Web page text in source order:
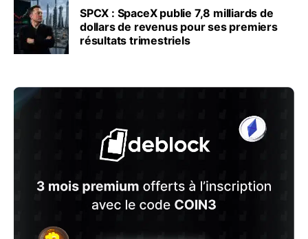
SPCX : SpaceX publie 7,8 milliards de
dollars de revenus pour ses premiers
résultats trimestriels